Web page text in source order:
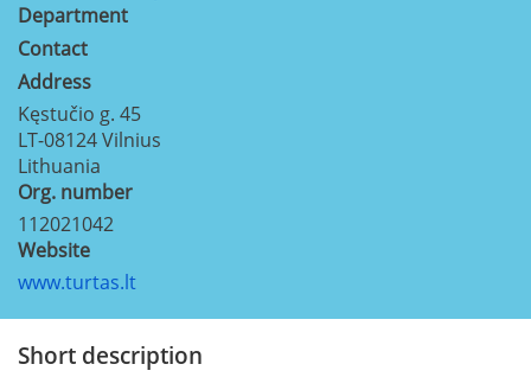
Department
Contact
Address
Kęstučio g. 45
LT-08124Vilnius
Lithuania
Org. number
112021042
Website
www.turtas.lt
Short description